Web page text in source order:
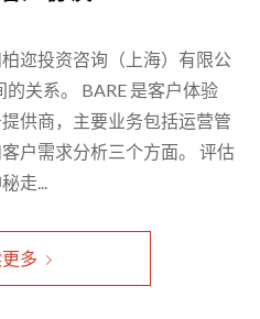
迩投资咨询（上海）有限公
的关系。 BARE 是客户体验
供商，主要业务包括运营管
户需求分析三个方面。 评估
走...
多